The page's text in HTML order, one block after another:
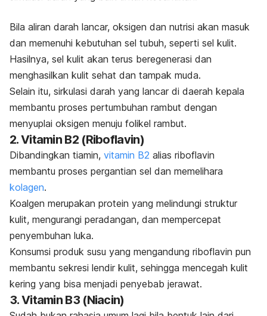
Bila aliran darah lancar, oksigen dan nutrisi akan masuk
dan memenuhi kebutuhan sel tubuh, seperti sel kulit.
Hasilnya, sel kulit akan terus beregenerasi dan
menghasilkan kulit sehat dan tampak muda.
Selain itu, sirkulasi darah yang lancar di daerah kepala
membantu proses pertumbuhan rambut dengan
menyuplai oksigen menuju folikel rambut.
2. Vitamin B2 (Riboflavin)
Dibandingkan tiamin, vitamin B2 alias riboflavin
membantu proses pergantian sel dan memelihara
kolagen.
Koalgen merupakan protein yang melindungi struktur
kulit, mengurangi peradangan, dan mempercepat
penyembuhan luka.
Konsumsi produk susu yang mengandung riboflavin pun
membantu sekresi lendir kulit, sehingga mencegah kulit
kering yang bisa menjadi penyebab jerawat.
3. Vitamin B3 (Niacin)